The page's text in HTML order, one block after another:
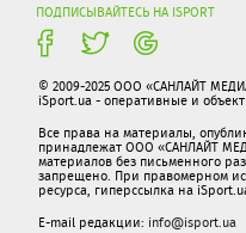
ПОДПИСЫВАЙТЕСЬ НА ISPORT
© 2009-2025 ООО «САНЛАЙТ
iSport.ua - оперативные и
Все права на материалы,
принадлежат ООО «САНЛАЙТ
материалов без письменного
запрещено. При правомерном
ресурса, гиперссылка на
E-mail редакции: info@isport.ua